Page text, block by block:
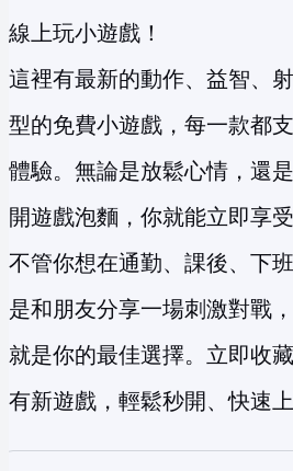
線上玩小遊戲！
這裡有最新的動作、益智、
型的免費小遊戲，每一款都
體驗。無論是放鬆心情，還
開遊戲泡麵，你就能立即享
不管你想在通勤、課後、下
是和朋友分享一場刺激對戰
就是你的最佳選擇。立即收
有新遊戲，輕鬆秒開、快速上